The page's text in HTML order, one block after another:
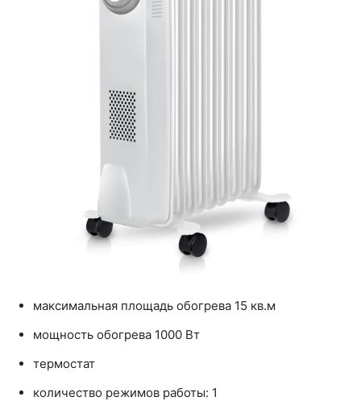
максимальная площадь обогрева 15 кв.м
мощность обогрева 1000 Вт
термостат
количество режимов работы: 1